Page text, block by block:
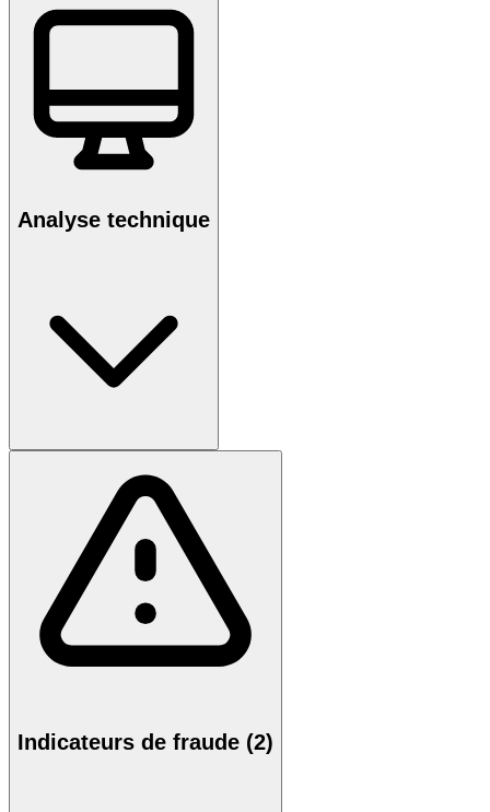
Analyse technique
Indicateurs de fraude (2)